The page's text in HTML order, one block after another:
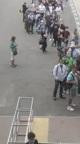
должны
бригады. Если